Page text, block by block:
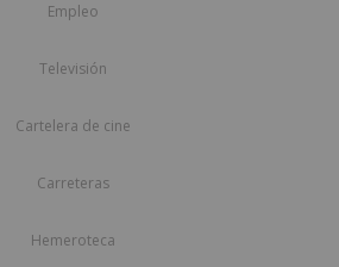
Empleo
Televisión
Cartelera de cine
Carreteras
Hemeroteca